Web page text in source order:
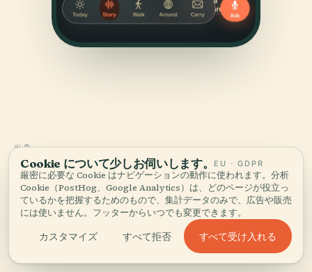
出典
確かめて、お見せする。
歴史的記録、建築アーカイブ、そして地元の知見をもとに、
Audiala編集チームが調査・執筆しました。
Cookie について少しお伺いします。 EU · GDPR
厳密に必要な Cookie はナビゲーションの動作に使われます。分析
Cookie（PostHog、Google Analytics）は、どのページが役立っ
ているかを把握するためのもので、集計データのみで、広告や販売
には使いません。フッターからいつでも変更できます。
カスタマイズ すべて拒否 すべて受け入れる